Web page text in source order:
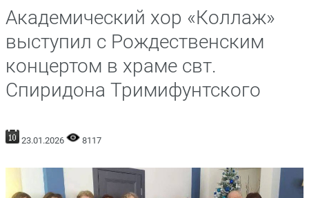
Академический хор «Коллаж»
выступил с Рождественским
концертом в храме свт.
Спиридона Тримифунтского
23.01.2026 8117